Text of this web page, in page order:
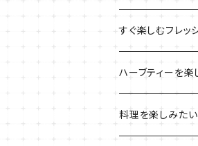
ブリキプランター
木製プランターの
プラ製プランター
おすすめの寄せ
2022年のお正月
2022年の母の日
2021年の敬老の日
すぐ楽しむフレッ
ハーブミックス
ハーブブーケ
ハーブティーを楽
ハーブティーの定
料理を楽しみたい